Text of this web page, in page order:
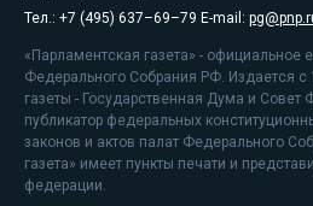
Тел.: +7 (495) 637–69–79 E-mail:
«Парламентская газета» - официальное
Федерального Собрания РФ. Издается с
газеты - Государственная Дума и
публикатор федеральных
законов и актов палат Федерального
газета» имеет пункты печати и
федерации.